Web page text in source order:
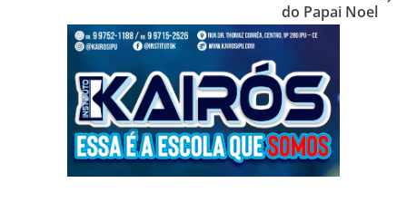
do Papai Noel